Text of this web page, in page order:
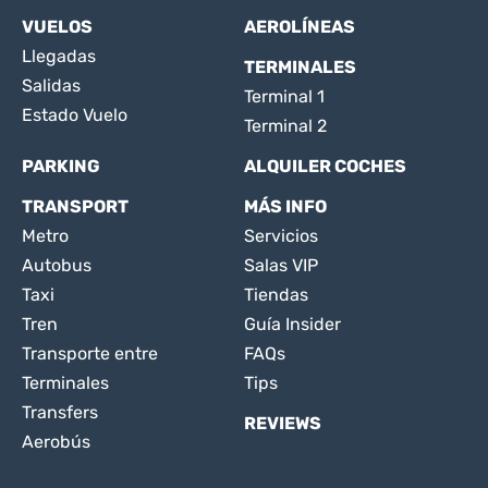
VUELOS
Llegadas
Salidas
Estado Vuelo
AEROLÍNEAS
TERMINALES
Terminal 1
Terminal 2
PARKING
ALQUILER COCHES
TRANSPORT
Metro
Autobus
Taxi
Tren
Transporte entre
Terminales
Transfers
Aerobús
MÁS INFO
Servicios
Salas VIP
Tiendas
Guía Insider
FAQs
Tips
REVIEWS